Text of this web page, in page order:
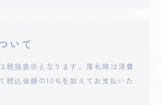
いて
税抜表示となります。落札時は消費
税込金額の10%を加えてお支払いた